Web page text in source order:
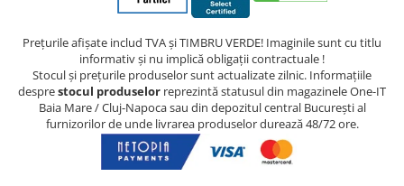
Prețurile afișate includ TVA și TIMBRU VERDE! Imaginile sunt cu titlu
informativ și nu implică obligații contractuale !
Stocul și prețurile produselor sunt actualizate zilnic. Informațiile
desprestocul produselor reprezintă statusul din magazinele One-IT
Baia Mare / Cluj-Napoca sau din depozitul central București al
furnizorilor de unde livrarea produselor durează 48/72 ore.